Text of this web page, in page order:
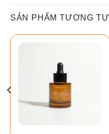
SẢN PHẨM TƯƠNG TỰ